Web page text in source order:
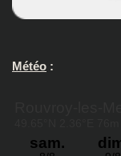
Météo :